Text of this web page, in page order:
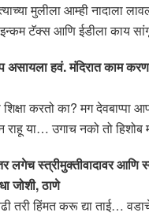
मुलीला आम्ही
टॅक्स आणि ईडीला काय
असायला हवं. मंदिरात काम
करतो का? मग
या… उगाच नको तो
लगेच स्त्रीमुक्तीवादावर
जोशी, ठाणे
तरी हिंमत करू द्या